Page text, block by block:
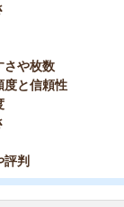
さや枚数
度と信頼性
評判